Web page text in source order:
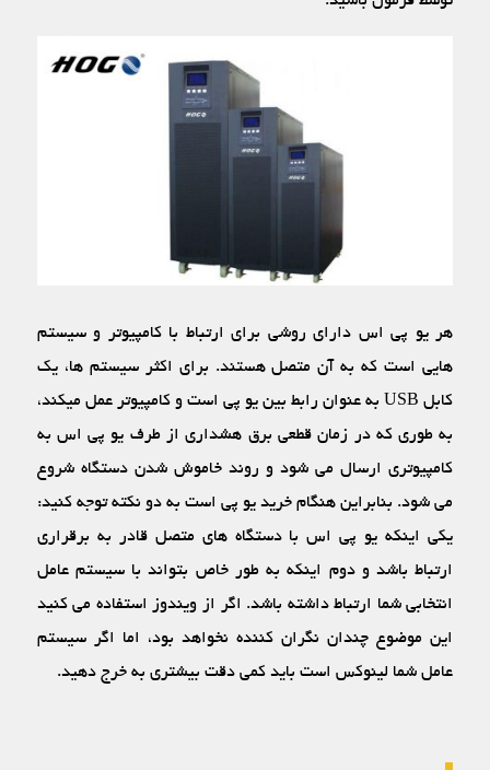
هر یو پی اس دارای روشی برای ارتباط با کامپیوتر و سیستم
‏هایی است که به آن متصل هستند. برای اکثر سیستم‏ ها، یک
کابل USB به عنوان رابط بین یو پی است و کامپیوتر عمل می‏کند،
به طوری که در زمان قطعی برق هشداری از طرف یو پی اس به
کامپیوتری ارسال می ‏شود و روند خاموش شدن دستگاه شروع
می ‏شود. بنابراین هنگام خرید یو پی است به دو نکته توجه کنید:
یکی اینکه یو پی اس با دستگاه‏ های متصل قادر به برقراری
ارتباط باشد و دوم اینکه به طور خاص بتواند با سیستم عامل
انتخابی شما ارتباط داشته باشد. اگر از ویندوز استفاده می‏ کنید
این موضوع چندان نگران کننده نخواهد بود، اما اگر سیستم
عامل شما لینوکس است باید کمی دقت بیشتری به خرج دهید.